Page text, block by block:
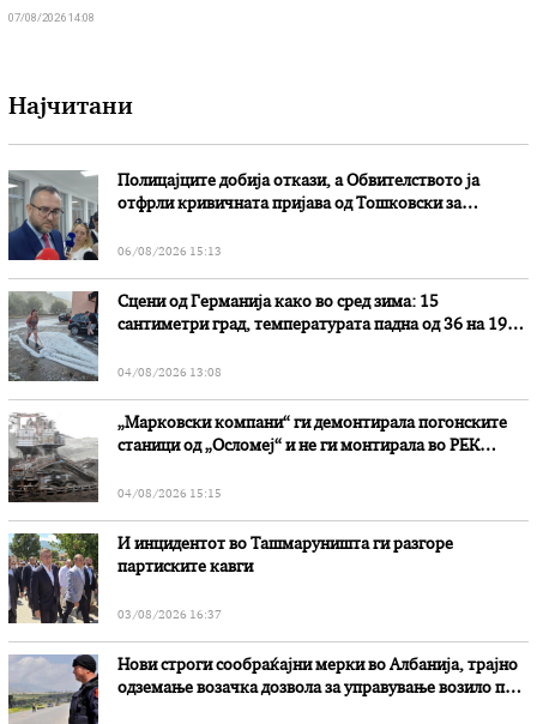
07/08/2026 14:08
Најчитани
Полицајците добија откази, а Обвителството ја
отфрли кривичната пријава од Тошковски за
06/08/2026 15:13
Сцени од Германија како во сред зима: 15
сантиметри град, температурата падна од 36 на 19
04/08/2026 13:08
„Марковски компани“ ги демонтирала погонските
станици од „Осломеј“ и не ги монтирала во РЕК
04/08/2026 15:15
И инцидентот во Ташмаруништa ги разгоре
партиските кавги
03/08/2026 16:37
Нови строги сообраќајни мерки во Aлбанија, трајно
одземање возачка дозвола за управување возило под